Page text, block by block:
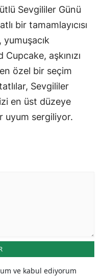
Sevgililer Günü
bir tamamlayıcısı
aşkınızı
özel bir seçim
Sevgililer
en üst düzeye
uyum sergiliyor.
ve kabul ediyorum